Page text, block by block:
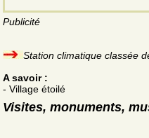
Publicité
Station climatique classée
A savoir :
- Village étoilé
Visites, monuments,